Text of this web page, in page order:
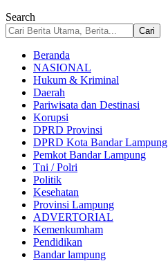
Search
Beranda
NASIONAL
Hukum & Kriminal
Daerah
Pariwisata dan Destinasi
Korupsi
DPRD Provinsi
DPRD Kota Bandar Lampung
Pemkot Bandar Lampung
Tni / Polri
Politik
Kesehatan
Provinsi Lampung
ADVERTORIAL
Kemenkumham
Pendidikan
Bandar lampung